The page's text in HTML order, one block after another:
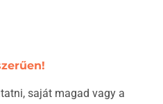
saját magad vagy a